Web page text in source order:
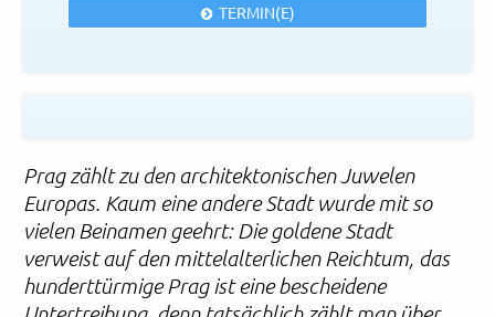
TERMIN(E)
Prag zählt zu den architektonischen Juwelen
Europas. Kaum eine andere Stadt wurde mit so
vielen Beinamen geehrt: Die goldene Stadt
verweist auf den mittelalterlichen Reichtum, das
hunderttürmige Prag ist eine bescheidene